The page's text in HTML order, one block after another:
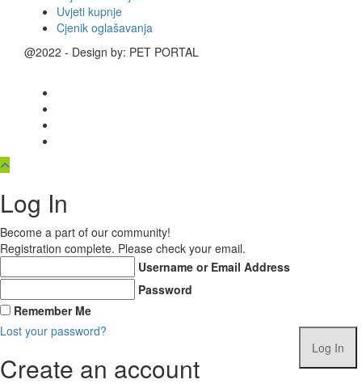
Uvjeti kupnje
Cjenik oglašavanja
@2022 - Design by: PET PORTAL
Log In
Become a part of our community!
Registration complete. Please check your email.
Username or Email Address
Password
Remember Me
Lost your password?
Create an account